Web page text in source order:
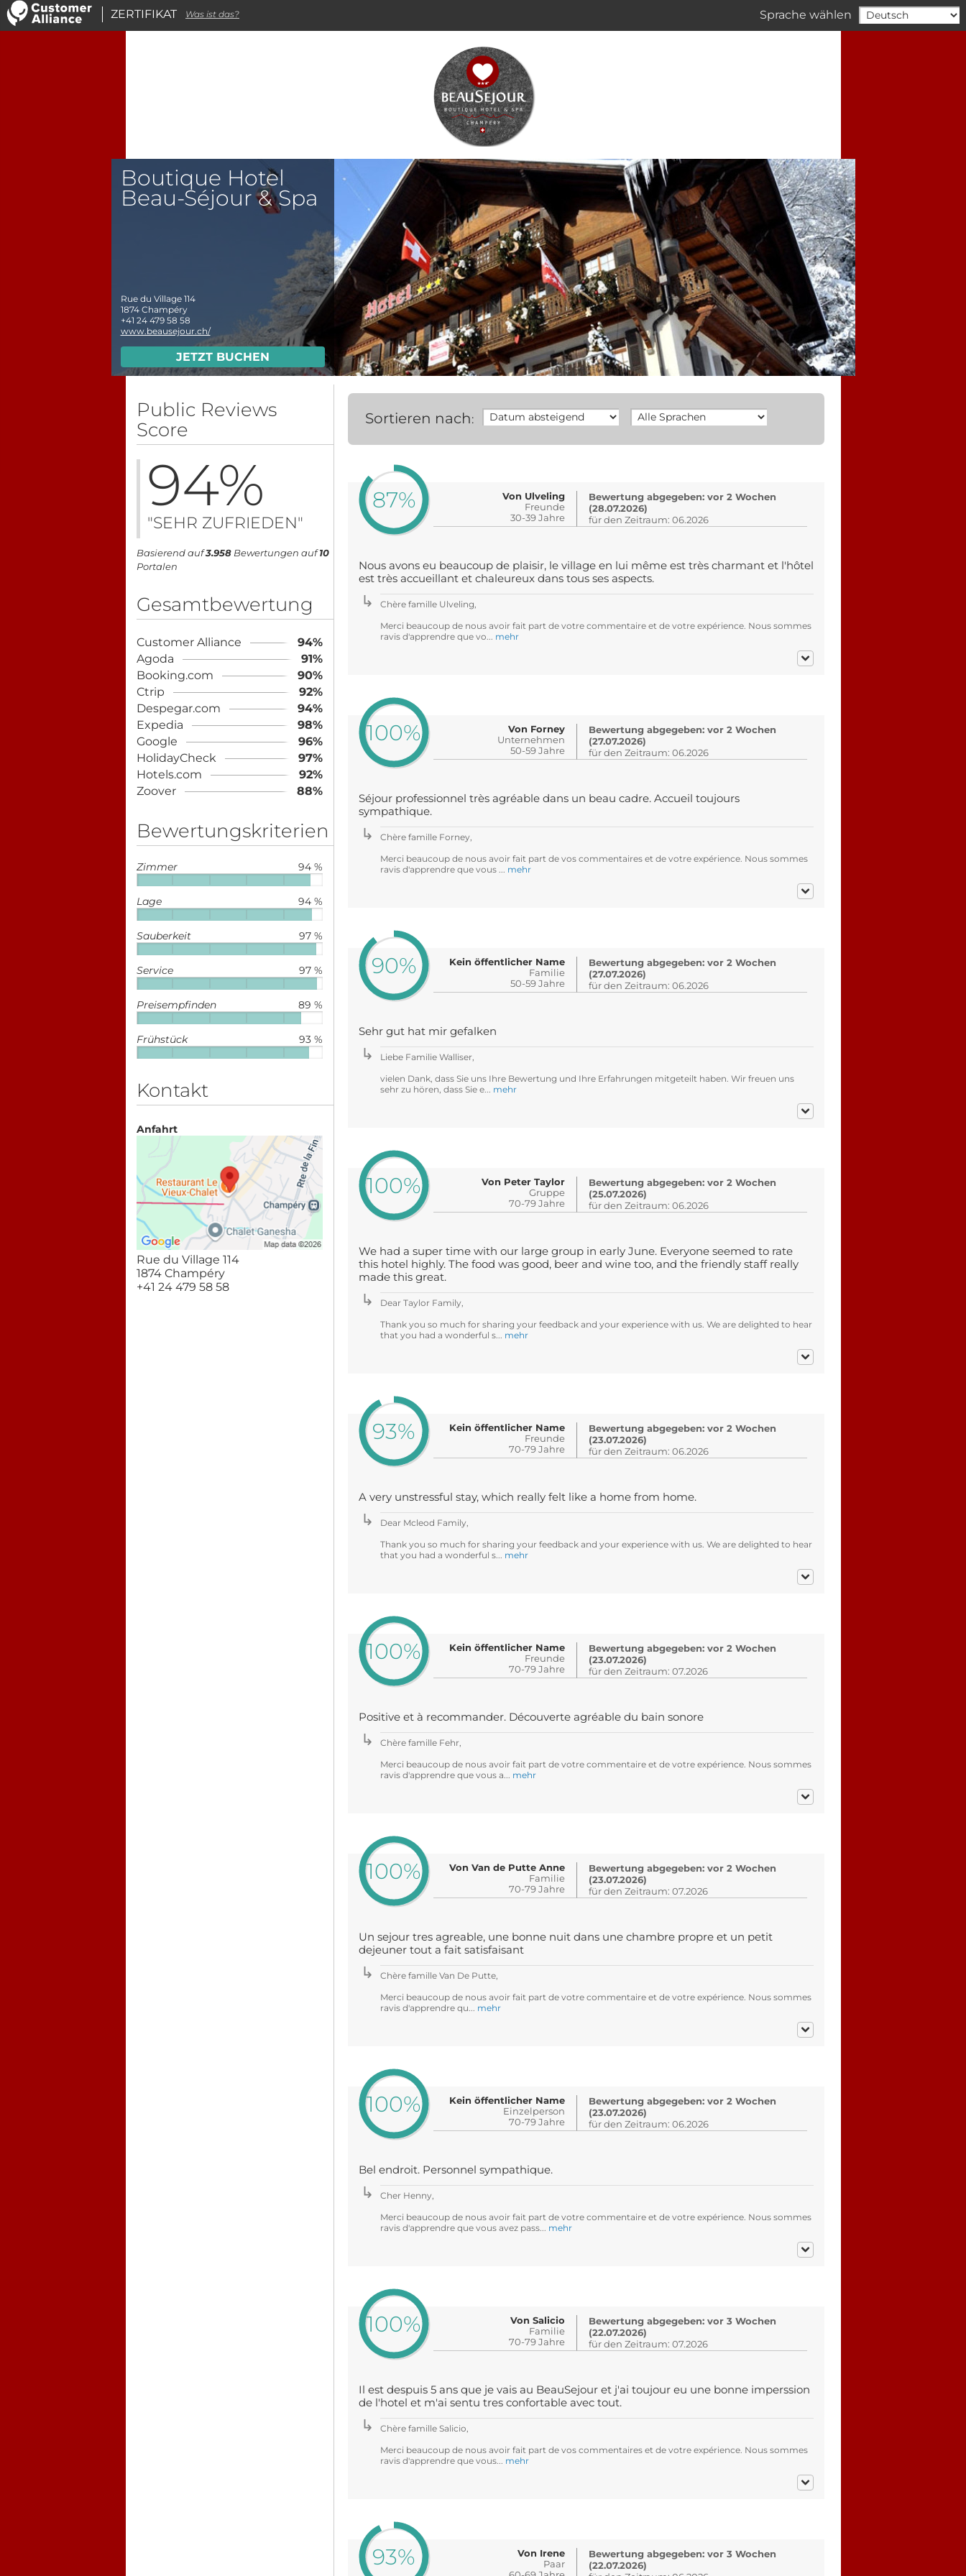
Sprache wählen
Boutique Hotel
Beau-Séjour & Spa
Rue du Village 114
1874 Champéry
+41 24 479 58 58
www.beausejour.ch/
JETZT BUCHEN
Public Reviews
Score
94%
"SEHR ZUFRIEDEN"
Basierend auf3.958Bewertungen auf10
Portalen
Gesamtbewertung
Customer Alliance
94%
Agoda
91%
Booking.com
90%
Ctrip
92%
Despegar.com
94%
Expedia
98%
Google
96%
HolidayCheck
97%
Hotels.com
92%
Zoover
88%
Bewertungskriterien
94 %
Zimmer
94 %
Lage
97 %
Sauberkeit
97 %
Service
89 %
Preisempfinden
93 %
Frühstück
Kontakt
Anfahrt
Rue du Village 114
1874 Champéry
+41 24 479 58 58
Sortieren nach:
87%
Von Ulveling
Freunde
30-39 Jahre
Bewertung abgegeben: vor 2 Wochen
(28.07.2026)
für den Zeitraum: 06.2026
Nous avons eu beaucoup de plaisir, le village en lui même est très charmant et l'hôtel
est très accueillant et chaleureux dans tous ses aspects.
Chère famille Ulveling,
Merci beaucoup de nous avoir fait part de votre commentaire et de votre expérience. Nous sommes
ravis d'apprendre que vo... mehr
100%
Von Forney
Unternehmen
50-59 Jahre
Bewertung abgegeben: vor 2 Wochen
(27.07.2026)
für den Zeitraum: 06.2026
Séjour professionnel très agréable dans un beau cadre. Accueil toujours
sympathique.
Chère famille Forney,
Merci beaucoup de nous avoir fait part de vos commentaires et de votre expérience. Nous sommes
ravis d'apprendre que vous ... mehr
90%
Kein öffentlicher Name
Familie
50-59 Jahre
Bewertung abgegeben: vor 2 Wochen
(27.07.2026)
für den Zeitraum: 06.2026
Sehr gut hat mir gefalken
Liebe Familie Walliser,
vielen Dank, dass Sie uns Ihre Bewertung und Ihre Erfahrungen mitgeteilt haben. Wir freuen uns
sehr zu hören, dass Sie e... mehr
100%
Von Peter Taylor
Gruppe
70-79 Jahre
Bewertung abgegeben: vor 2 Wochen
(25.07.2026)
für den Zeitraum: 06.2026
We had a super time with our large group in early June. Everyone seemed to rate
this hotel highly. The food was good, beer and wine too, and the friendly staff really
made this great.
Dear Taylor Family,
Thank you so much for sharing your feedback and your experience with us. We are delighted to hear
that you had a wonderful s... mehr
93%
Kein öffentlicher Name
Freunde
70-79 Jahre
Bewertung abgegeben: vor 2 Wochen
(23.07.2026)
für den Zeitraum: 06.2026
A very unstressful stay, which really felt like a home from home.
Dear Mcleod Family,
Thank you so much for sharing your feedback and your experience with us. We are delighted to hear
that you had a wonderful s... mehr
100%
Kein öffentlicher Name
Freunde
70-79 Jahre
Bewertung abgegeben: vor 2 Wochen
(23.07.2026)
für den Zeitraum: 07.2026
Positive et à recommander. Découverte agréable du bain sonore
Chère famille Fehr,
Merci beaucoup de nous avoir fait part de votre commentaire et de votre expérience. Nous sommes
ravis d'apprendre que vous a... mehr
100%
Von Van de Putte Anne
Familie
70-79 Jahre
Bewertung abgegeben: vor 2 Wochen
(23.07.2026)
für den Zeitraum: 07.2026
Un sejour tres agreable, une bonne nuit dans une chambre propre et un petit
dejeuner tout a fait satisfaisant
Chère famille Van De Putte,
Merci beaucoup de nous avoir fait part de votre commentaire et de votre expérience. Nous sommes
ravis d'apprendre qu... mehr
100%
Kein öffentlicher Name
Einzelperson
70-79 Jahre
Bewertung abgegeben: vor 2 Wochen
(23.07.2026)
für den Zeitraum: 06.2026
Bel endroit. Personnel sympathique.
Cher Henny,
Merci beaucoup de nous avoir fait part de votre commentaire et de votre expérience. Nous sommes
ravis d'apprendre que vous avez pass... mehr
100%
Von Salicio
Familie
70-79 Jahre
Bewertung abgegeben: vor 3 Wochen
(22.07.2026)
für den Zeitraum: 07.2026
Il est despuis 5 ans que je vais au BeauSejour et j'ai toujour eu une bonne imperssion
de l'hotel et m'ai sentu tres confortable avec tout.
Chère famille Salicio,
Merci beaucoup de nous avoir fait part de vos commentaires et de votre expérience. Nous sommes
ravis d'apprendre que vous... mehr
93%
Von Irene
Paar
Bewertung abgegeben: vor 3 Wochen
(22.07.2026)
ZERTIFIKAT Was ist das?